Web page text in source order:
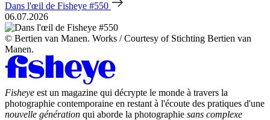
Dans l'œil de Fisheye #550
06.07.2026
© Bertien van Manen. Works / Courtesy of Stichting Bertien van
Manen.
Fisheye est un magazine qui décrypte le monde à travers la
photographie contemporaine en restant à l'écoute des pratiques d'une
nouvelle génération qui aborde la photographie sans complexe